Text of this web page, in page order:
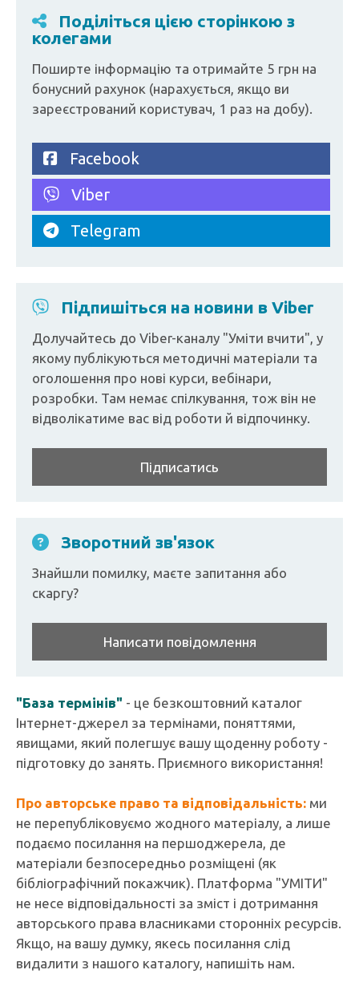
Поділіться цією сторінкою з
колегами
Поширте інформацію та отримайте 5 грн на
бонусний рахунок (нарахується, якщо ви
зареєстрований користувач, 1 раз на добу).
Facebook
Viber
Telegram
Підпишіться на новини в Viber
Долучайтесь до Viber-каналу "Уміти вчити", у
якому публікуються методичні матеріали та
оголошення про нові курси, вебінари,
розробки. Там немає спілкування, тож він не
відволікатиме вас від роботи й відпочинку.
Підписатись
Зворотний зв'язок
Знайшли помилку, маєте запитання або
скаргу?
Написати повідомлення
"База термінів" - це безкоштовний каталог
Інтернет-джерел за термінами, поняттями,
явищами, який полегшує вашу щоденну роботу -
підготовку до занять. Приємного використання!
Про авторське право та відповідальність: ми
не перепубліковуємо жодного матеріалу, а лише
подаємо посилання на першоджерела, де
матеріали безпосередньо розміщені (як
бібліографічний покажчик). Платформа "УМІТИ"
не несе відповідальності за зміст і дотримання
авторського права власниками сторонніх ресурсів.
Якщо, на вашу думку, якесь посилання слід
видалити з нашого каталогу, напишіть нам.